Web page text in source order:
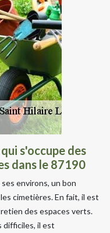
s'occupe des
dans le 87190
environs, un bon
cimetières. En fait, il est
des espaces verts.
difficiles, il est